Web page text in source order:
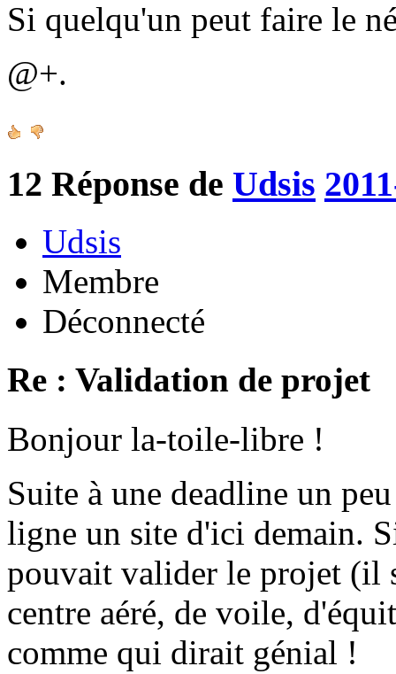
Si quelqu'un peut faire le
@+.
12 Réponse de Udsis
Udsis
Membre
Déconnecté
Re : Validation de projet
Bonjour la-toile-libre !
Suite à une deadline un
ligne un site d'ici demain.
pouvait valider le projet (il
centre aéré, de voile,
comme qui dirait génial !